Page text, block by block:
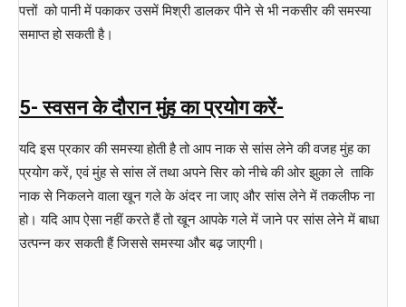
पत्तों को पानी में पकाकर उसमें मिश्री डालकर पीने से भी नकसीर की समस्या
समाप्त हो सकती है।
5- स्वसन के दौरान मुंह का प्रयोग करें-
यदि इस प्रकार की समस्या होती है तो आप नाक से सांस लेने की वजह मुंह का
प्रयोग करें, एवं मुंह से सांस लें तथा अपने सिर को नीचे की ओर झुका ले ताकि
नाक से निकलने वाला खून गले के अंदर ना जाए और सांस लेने में तकलीफ ना
हो। यदि आप ऐसा नहीं करते हैं तो खून आपके गले में जाने पर सांस लेने में बाधा
उत्पन्न कर सकती हैं जिससे समस्या और बढ़ जाएगी।